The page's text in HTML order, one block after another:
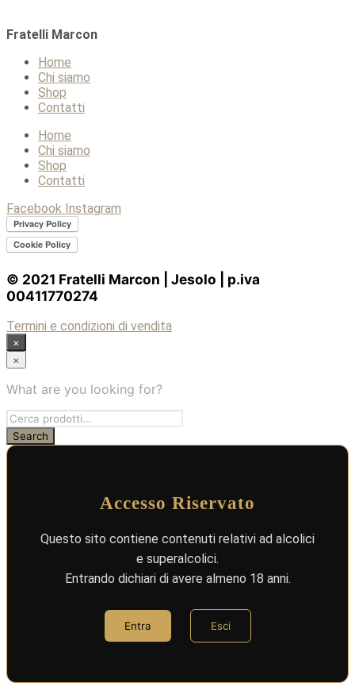
Reposado
El
Corazon
quantità
Fratelli Marcon
Home
Chi siamo
Shop
Contatti
Home
Chi siamo
Shop
Contatti
Facebook Instagram
© 2021 Fratelli Marcon | Jesolo | p.iva
00411770274
Termini e condizioni di vendita
×
×
What are you looking for?
Accesso Riservato
Questo sito contiene contenuti relativi ad alcolici
e superalcolici.
Entrando dichiari di avere almeno 18 anni.
Entra Esci